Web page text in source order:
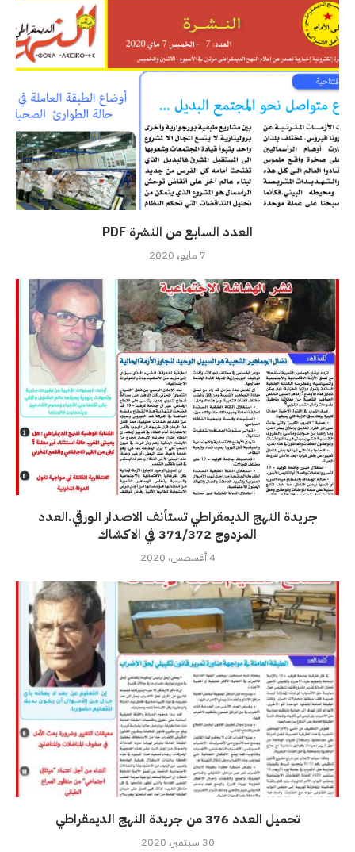
العدد السابع من النشرة PDF
7 مايو، 2020
جريدة النهج الديمقراطي تستأنف الاصدار الورقي.العدد
المزدوج 371/372 في الاكشاك
4 أغسطس، 2020
تحميل العدد 376 من جريدة النهج الديمقراطي
30 سبتمبر، 2020